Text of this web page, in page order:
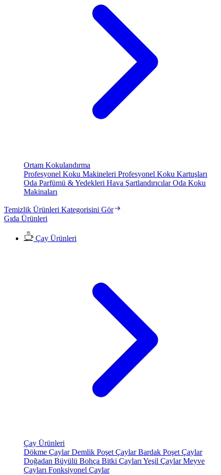
Ortam Kokulandırma
Profesyonel Koku Makineleri Profesyonel Koku Kartuşları
Oda Parfümü & Yedekleri Hava ŞartlandırıcılarOda Koku
Makinaları
Temizlik Ürünleri Kategorisini Gör
Gıda Ürünleri
Çay Ürünleri
Çay Ürünleri
Dökme ÇaylarDemlik Poşet ÇaylarBardak Poşet Çaylar
Doğadan Büyülü Bohça Bitki Çayları Yeşil ÇaylarMeyve
Çayları Fonksiyonel Çaylar